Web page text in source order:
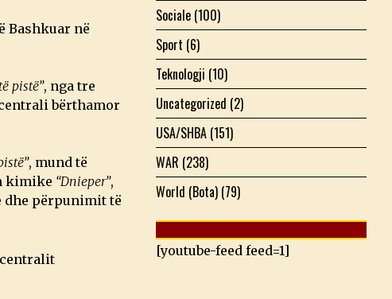
Bashkuar në
pistë”, nga tre
bërthamor
, mund të
kimike “Dnieper”,
dhe përpunimit të
Sociale (100)
Sport (6)
Teknologji (10)
Uncategorized (2)
USA/SHBA (151)
WAR (238)
World (Bota) (79)
[youtube-feed feed=1]